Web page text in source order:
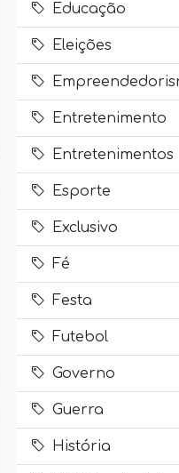
Educação
Eleições
Entretenimento
Entretenimentos
Esporte
Exclusivo
Fé
Festa
Futebol
Governo
Guerra
História